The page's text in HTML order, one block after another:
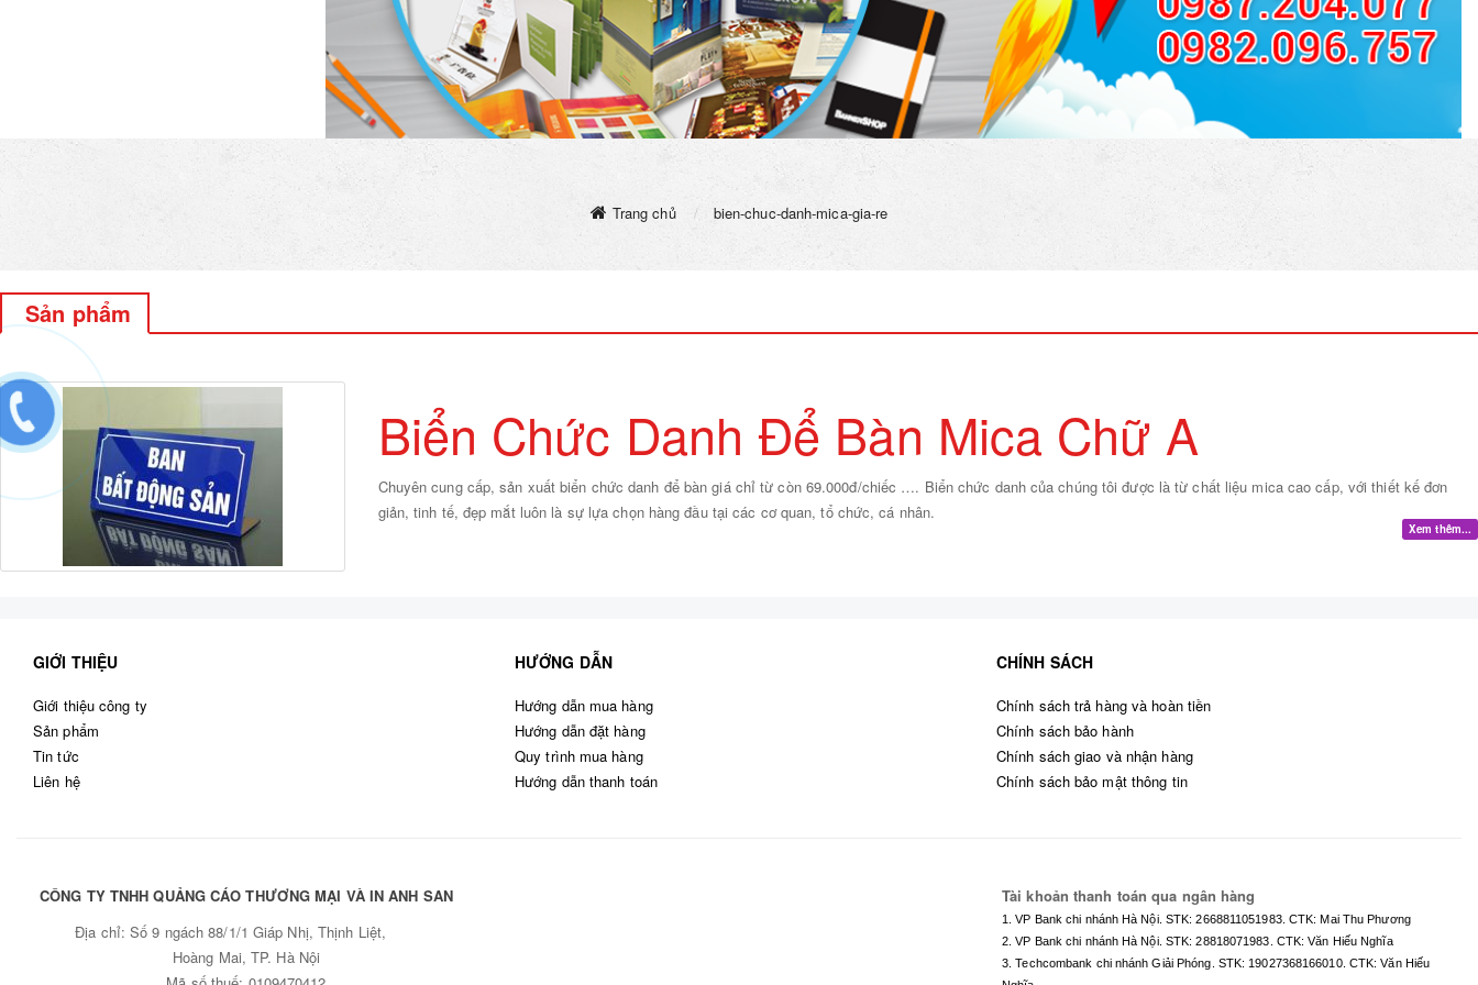
Đế Mica Kẹp Menu
In Tag Mác Giá Quần Áo
Quà Tặng Doanh Nghiệp
In Thẻ Cào Lấy Ngay
In Giấy Khen
In Standee
In Kẹp Tài Liệu - Profile
Trang chủ bien-chuc-danh-mica-gia-re
Sản phẩm
Biển Chức Danh Để Bàn Mica Chữ A
Chuyên cung cấp, sản xuất biển chức danh để bàn giá chỉ từ còn 69.000đ/chiếc …. Biển chức danh của chúng tôi được là từ chất liệu mica cao cấp, với thiết kế đơn
giản, tinh tế, đẹp mắt luôn là sự lựa chọn hàng đầu tại các cơ quan, tổ chức, cá nhân.
Xem thêm...
GIỚI THIỆU
Giới thiệu công ty
Sản phẩm
Tin tức
Liên hệ
HƯỚNG DẪN
Hướng dẫn mua hàng
Hướng dẫn đặt hàng
Quy trình mua hàng
Hướng dẫn thanh toán
CHÍNH SÁCH
Chính sách trả hàng và hoàn tiền
Chính sách bảo hành
Chính sách giao và nhận hàng
Chính sách bảo mật thông tin
CÔNG TY TNHH QUẢNG CÁO THƯƠNG MẠI VÀ IN ANH SAN
Địa chỉ:Số 9 ngách 88/1/1 Giáp Nhị, Thịnh Liệt,
Hoàng Mai, TP. Hà Nội
Tài khoản thanh toán qua ngân hàng
1. VP Bank chi nhánh Hà Nội. STK:2668811051983. CTK: Mai Thu Phương
2. VP Bank chi nhánh Hà Nội. STK:28818071983 . CTK: Văn Hiếu Nghĩa
3. Techcombank chi nhánh Giải Phóng. STK: 19027368166010. CTK: Văn Hiếu